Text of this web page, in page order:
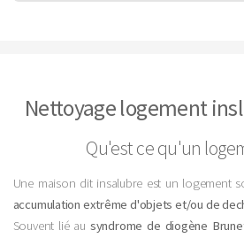
Nettoyage logement
Qu'est ce qu'un
Une maison dit insalubre est un logement
accumulation extrême d'objets et/ou de
Souvent lié au syndrome de diogène